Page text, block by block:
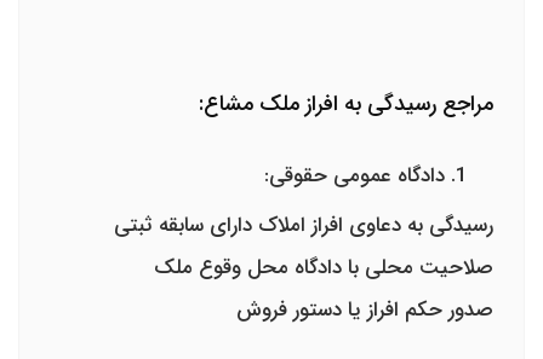
مراجع رسیدگی به افراز ملک مشاع:
دادگاه عمومی حقوقی:
رسیدگی به دعاوی افراز املاک دارای سابقه ثبتی
صلاحیت محلی با دادگاه محل وقوع ملک
صدور حکم افراز یا دستور فروش